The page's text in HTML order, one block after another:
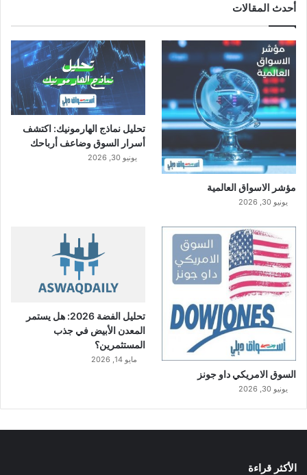
أحدث المقالات
مؤشر الاسواق العالمية
يونيو 30, 2026
تحليل نماذج الهارمونيك: اكتشف
أسرار السوق وضاعف أرباحك
يونيو 30, 2026
السوق الامريكي داو جونز
يونيو 30, 2026
تحليل الفضة 2026: هل يستمر
المعدن الأبيض في جذب
المستثمرين؟
مايو 14, 2026
الأكثر قراءة